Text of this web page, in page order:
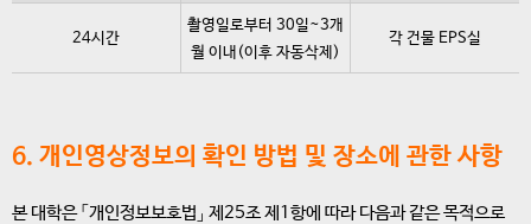
24시간
촬영일로부터 30일~3개
월 이내(이후 자동삭제)
각 건물 EPS실
6. 개인영상정보의 확인 방법 및 장소에 관한 사항
본 대학은「개인정보보호법」 제25조 제1항에 따라 다음과 같은 목적으로